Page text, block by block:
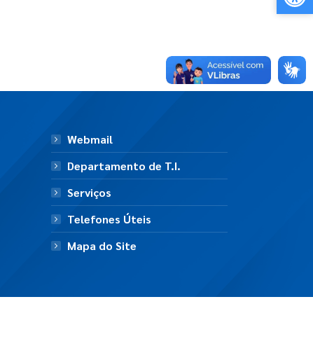
Webmail
Departamento de T.I.
Serviços
Telefones Úteis
Mapa do Site